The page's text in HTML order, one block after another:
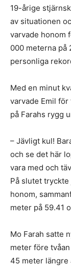
19-årige
av situationen
varvade honom
000 meterna på
personliga
Med en minut
varvade Emil
på Farahs rygg
– Jävligt kul!
och se det här
vara med och
På slutet tryckte
honom,
meter på 59.41
Mo Farah satte
meter före
45 meter längre